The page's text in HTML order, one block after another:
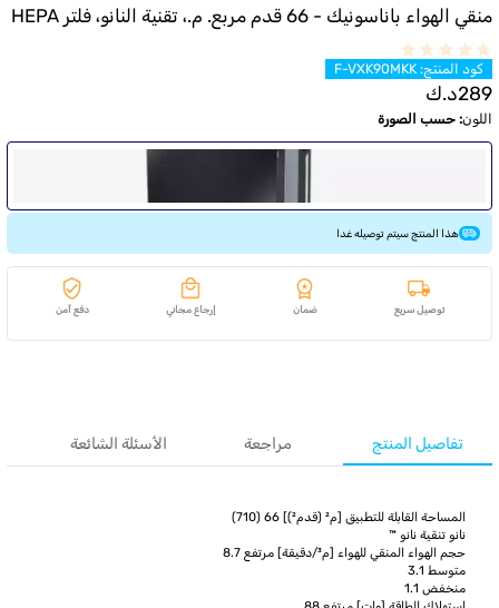
منقي الهواء باناسونيك - 66 قدم مربع. م.، تقنية النانو، فلتر HEPA
كود المنتج:
F-VXK90MKK
289د.ك
اللون: حسب الصورة
هذا المنتج سيتم توصيله غدا
توصيل سريع ضمان إرجاع مجاني دفع آمن
تفاصيل المنتج مراجعة الأسئلة الشائعة
المساحة القابلة للتطبيق [م² (قدم²)] 66 (710)
نانو تنقية نانو ™
حجم الهواء المنقي للهواء [م³/دقيقة] مرتفع 8.7
متوسط 3.1
منخفض 1.1